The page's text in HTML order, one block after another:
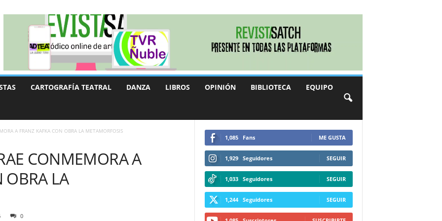
CARTOGRAFÍA TEATRAL DANZA LIBROS OPINIÓN BIBLIOTECA EQUIPO
A FRANZ KAFKA CON OBRA LA METAMORFOSIS
CONMEMORA A
OBRA LA
0
1,085 Fans ME GUSTA
1,929 Seguidores SEGUIR
1,033 Seguidores SEGUIR
1,244 Seguidores SEGUIR